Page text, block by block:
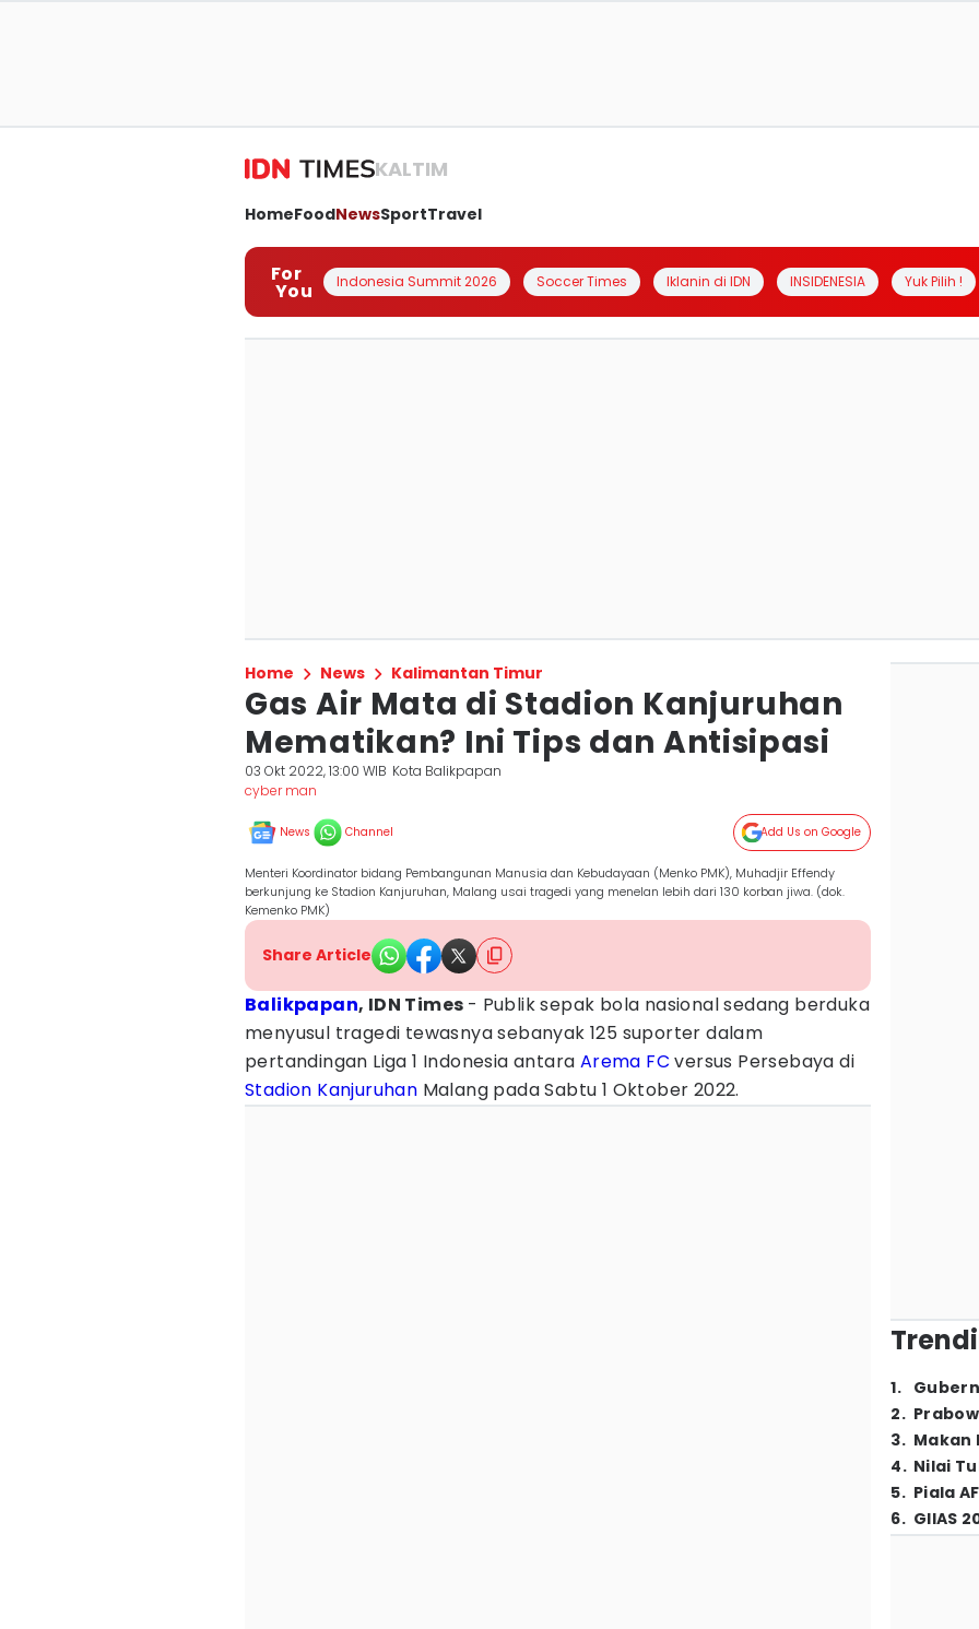
KALTIM
HomeFoodNewsSportTravel
For
You Indonesia Summit 2026 Soccer Times Iklanin di IDN INSIDENESIA Yuk Pilih !
Home News Kalimantan Timur
Gas Air Mata di Stadion Kanjuruhan
Mematikan? Ini Tips dan Antisipasi
03 Okt 2022, 13:00 WIB Kota Balikpapan
cyber man
News Channel Add Us on Google
Menteri Koordinator bidang Pembangunan Manusia dan Kebudayaan (Menko PMK), Muhadjir Effendy
berkunjung ke Stadion Kanjuruhan, Malang usai tragedi yang menelan lebih dari 130 korban jiwa. (dok.
Kemenko PMK)
Share Article
Balikpapan, IDN Times - Publik sepak bola nasional sedang berduka
menyusul tragedi tewasnya sebanyak 125 suporter dalam
pertandingan Liga 1 Indonesia antara Arema FC versus Persebaya di
Stadion Kanjuruhan Malang pada Sabtu 1 Oktober 2022.
1.
2.
3. Makan
4. Nilai
5. Piala
6. GIIAS